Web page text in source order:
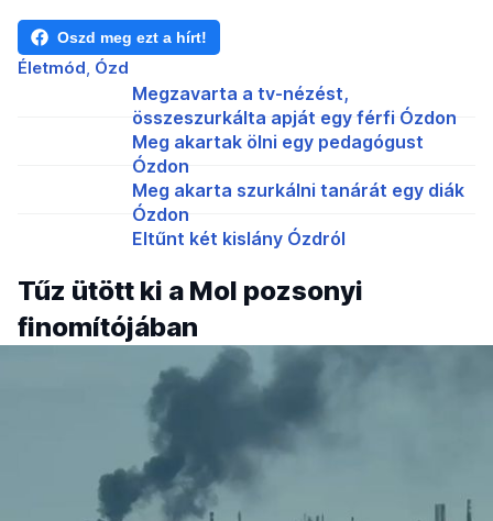
Oszd meg ezt a hírt!
Életmód Ózd
Megzavarta a tv-nézést,
összeszurkálta apját egy férfi Ózdon
Meg akartak ölni egy pedagógust
Ózdon
Meg akarta szurkálni tanárát egy diák
Ózdon
Eltűnt két kislány Ózdról
Tűz ütött ki a Mol pozsonyi
finomítójában